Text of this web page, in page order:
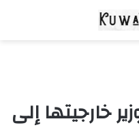
خارجيتها إلى